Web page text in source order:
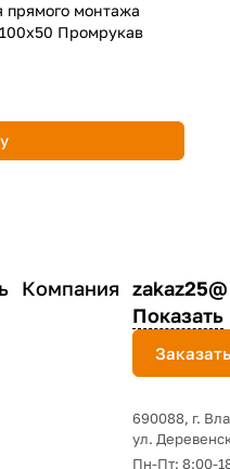
прямого монтажа
Промрукав
Компания zakaz25@
Показать
690088, г.
yл.
Пн-Пт: 8:00-